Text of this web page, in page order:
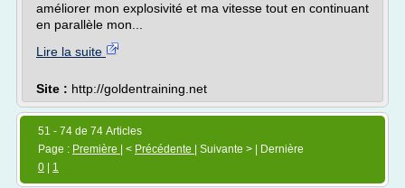
améliorer mon explosivité et ma vitesse tout en continuant
en parallèle mon...
Lire la suite
Site : http://goldentraining.net
51 - 74 de 74 Articles
Page : Première | < Précédente
| Suivante > | Dernière
0
1